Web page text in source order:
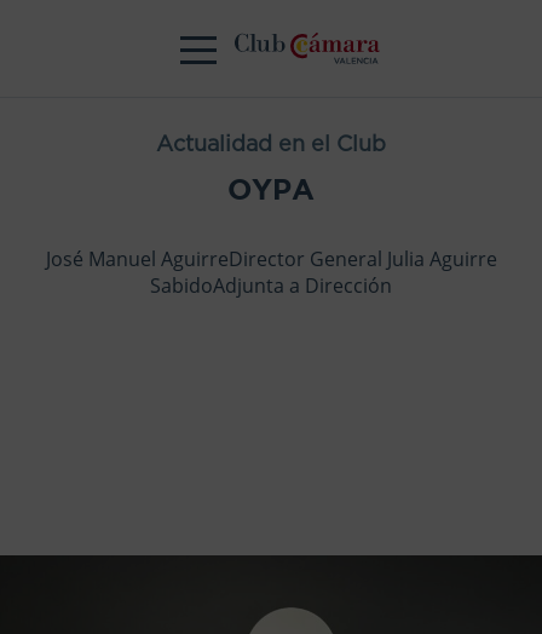
Actualidad en el Club
OYPA
José Manuel AguirreDirector General Julia Aguirre
SabidoAdjunta a Dirección